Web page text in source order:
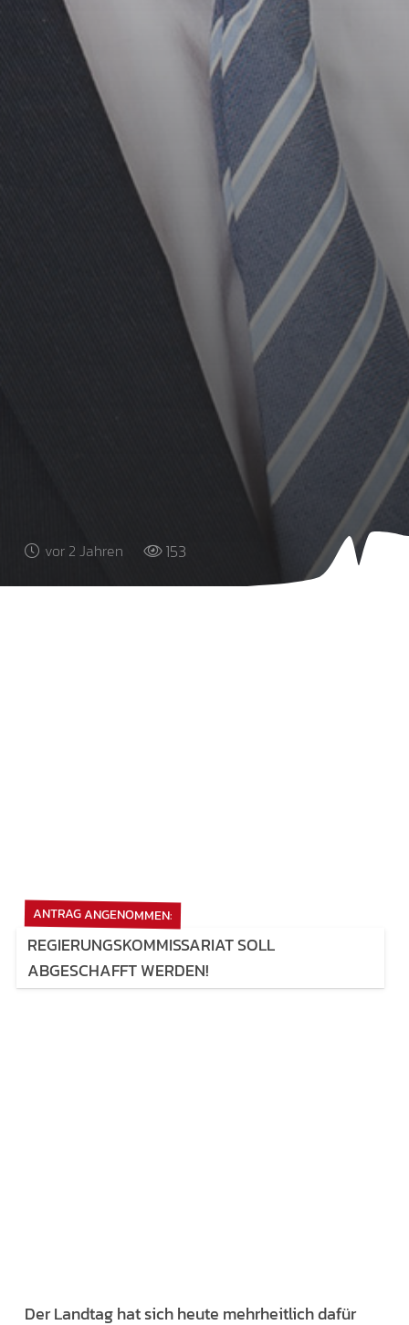
vor 2 Jahren 153
ANTRAG ANGENOMMEN:
REGIERUNGSKOMMISSARIAT SOLL
ABGESCHAFFT WERDEN!
Der Landtag hat sich heute mehrheitlich dafür